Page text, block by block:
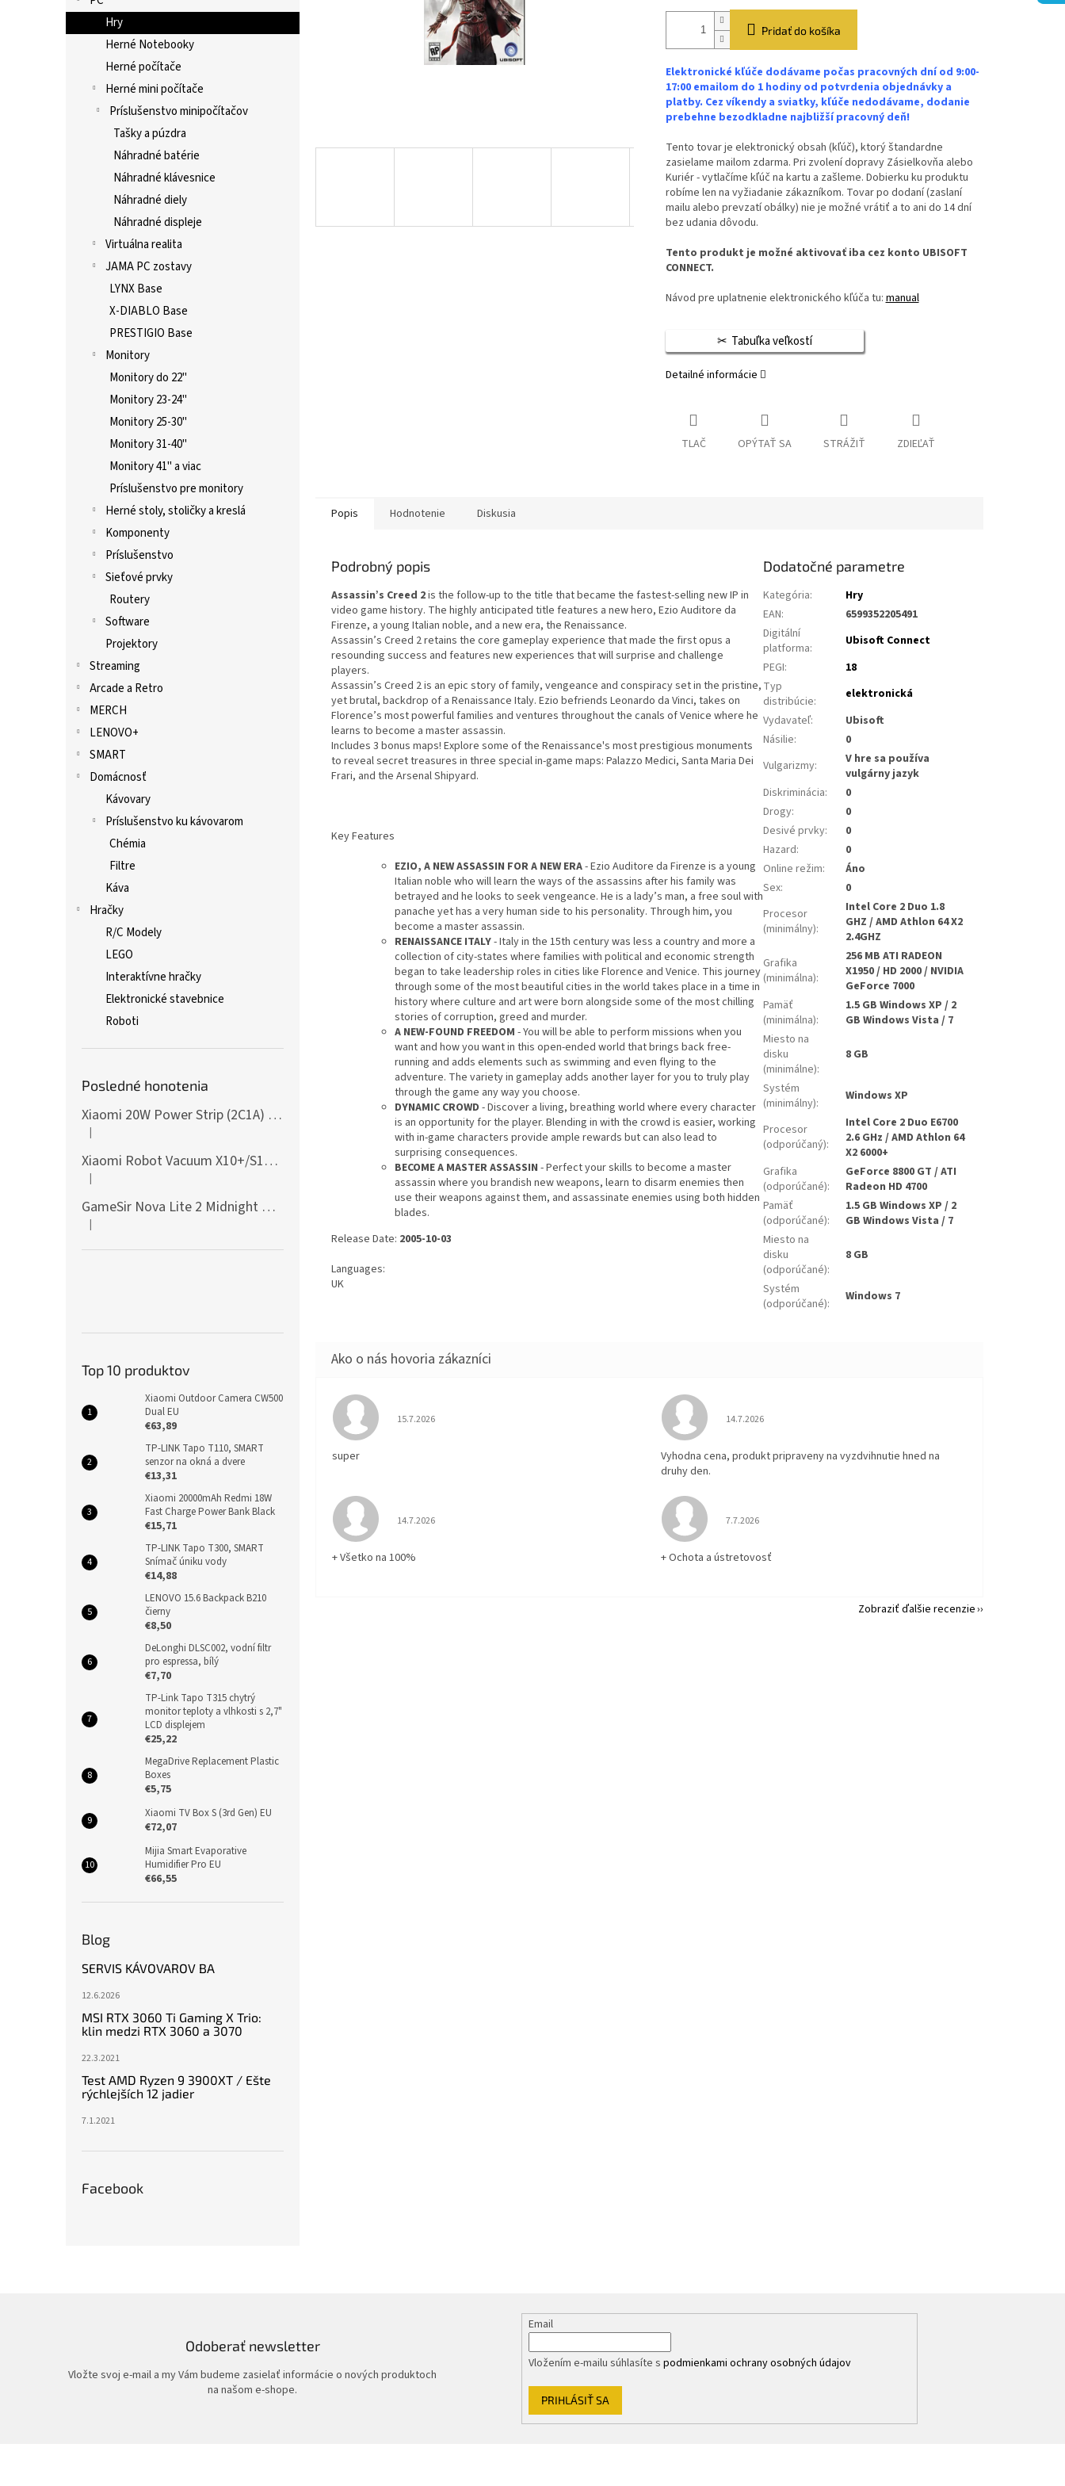
Hry
Herné Notebooky
Herné počítače
Herné mini počítače
Príslušenstvo minipočítačov
Tašky a púzdra
Náhradné batérie
Náhradné klávesnice
Náhradné diely
Náhradné displeje
Virtuálna realita
JAMA PC zostavy
LYNX Base
X-DIABLO Base
PRESTIGIO Base
Monitory
Monitory do 22"
Monitory 23-24"
Monitory 25-30"
Monitory 31-40"
Monitory 41" a viac
Príslušenstvo pre monitory
Herné stoly, stoličky a kreslá
Komponenty
Príslušenstvo
Sieťové prvky
Routery
Software
Projektory
Streaming
Arcade a Retro
MERCH
LENOVO+
SMART
Domácnosť
Kávovary
Príslušenstvo ku kávovarom
Chémia
Filtre
Káva
Hračky
R/C Modely
LEGO
Interaktívne hračky
Elektronické stavebnice
Roboti
Posledné honotenia
Xiaomi 20W Power Strip (2C1A) EU
Hodnotenie produktu je 5 z 5 hviezdičiek.
|
Xiaomi Robot Vacuum X10+/S10+/X10/X20+ Side Brush
Hodnotenie produktu je 5 z 5 hviezdičiek.
|
GameSir Nova Lite 2 Midnight Gray
Hodnotenie produktu je 5 z 5 hviezdičiek.
|
Top 10 produktov
Xiaomi Outdoor Camera CW500
Dual EU
€63,89
TP-LINK Tapo T110, SMART
senzor na okná a dvere
€13,31
Xiaomi 20000mAh Redmi 18W
Fast Charge Power Bank Black
€15,71
TP-LINK Tapo T300, SMART
Snímač úniku vody
€14,88
LENOVO 15.6 Backpack B210
čierny
€8,50
DeLonghi DLSC002, vodní filtr
pro espressa, bílý
€7,70
TP-Link Tapo T315 chytrý
monitor teploty a vlhkosti s 2,7"
LCD displejem
€25,22
MegaDrive Replacement Plastic
Boxes
€5,75
Xiaomi TV Box S (3rd Gen) EU
€72,07
Mijia Smart Evaporative
Humidifier Pro EU
€66,55
Blog
SERVIS KÁVOVAROV BA
12.6.2026
MSI RTX 3060 Ti Gaming X Trio:
klin medzi RTX 3060 a 3070
22.3.2021
Test AMD Ryzen 9 3900XT / Ešte
rýchlejších 12 jadier
7.1.2021
Facebook
Pridať do košíka
Elektronické kľúče dodávame počas pracovných dní od 9:00-
17:00 emailom do 1 hodiny od potvrdenia objednávky a
platby. Cez víkendy a sviatky, kľúče nedodávame, dodanie
prebehne bezodkladne najbližší pracovný deň!
Tento tovar je elektronický obsah (kľúč), ktorý štandardne
zasielame mailom zdarma. Pri zvolení dopravy Zásielkovňa alebo
Kuriér - vytlačíme kľúč na kartu a zašleme. Dobierku ku produktu
robíme len na vyžiadanie zákazníkom. Tovar po dodaní (zaslaní
mailu alebo prevzatí obálky) nie je možné vrátiť a to ani do 14 dní
bez udania dôvodu.
Tento produkt je možné aktivovať iba cez konto UBISOFT
CONNECT.
Návod pre uplatnenie elektronického kľúča tu:manual
Tabuľka veľkostí
Detailné informácie
TLAČ OPÝTAŤ SA STRÁŽIŤ ZDIEĽAŤ
Popis Hodnotenie Diskusia
Podrobný popis
Assassin’s Creed 2is the follow-up to the title that became the fastest-selling new IP in
video game history. The highly anticipated title features a new hero, Ezio Auditore da
Firenze, a young Italian noble, and a new era, the Renaissance.
Assassin’s Creed 2 retains the core gameplay experience that made the first opus a
resounding success and features new experiences that will surprise and challenge
players.
Assassin’s Creed 2 is an epic story of family, vengeance and conspiracy set in the pristine,
yet brutal, backdrop of a Renaissance Italy. Ezio befriends Leonardo da Vinci, takes on
Florence’s most powerful families and ventures throughout the canals of Venice where he
learns to become a master assassin.
Includes 3 bonus maps! Explore some of the Renaissance's most prestigious monuments
to reveal secret treasures in three special in-game maps: Palazzo Medici, Santa Maria Dei
Frari, and the Arsenal Shipyard.
Key Features
EZIO, A NEW ASSASSIN FOR A NEW ERA- Ezio Auditore da Firenze is a young
Italian noble who will learn the ways of the assassins after his family was
betrayed and he looks to seek vengeance. He is a lady’s man, a free soul with
panache yet has a very human side to his personality. Through him, you
become a master assassin.
RENAISSANCE ITALY- Italy in the 15th century was less a country and more a
collection of city-states where families with political and economic strength
began to take leadership roles in cities like Florence and Venice. This journey
through some of the most beautiful cities in the world takes place in a time in
history where culture and art were born alongside some of the most chilling
stories of corruption, greed and murder.
A NEW-FOUND FREEDOM - You will be able to perform missions when you
want and how you want in this open-ended world that brings back free-
running and adds elements such as swimming and even flying to the
adventure. The variety in gameplay adds another layer for you to truly play
through the game any way you choose.
DYNAMIC CROWD - Discover a living, breathing world where every character
is an opportunity for the player. Blending in with the crowd is easier, working
with in-game characters provide ample rewards but can also lead to
surprising consequences.
BECOME A MASTER ASSASSIN - Perfect your skills to become a master
assassin where you brandish new weapons, learn to disarm enemies then
use their weapons against them, and assassinate enemies using both hidden
blades.
Release Date: 2005-10-03
Languages:
UK
Dodatočné parametre
Kategória:
Hry
EAN:
6599352205491
Digitální
platforma:
Ubisoft Connect
PEGI:
18
Typ
distribúcie:
elektronická
Vydavateľ:
Ubisoft
Násilie:
0
Vulgarizmy:
V hre sa používa
vulgárny jazyk
Diskriminácia:
0
Drogy:
0
Desivé prvky:
0
Hazard:
0
Online režim:
Áno
Sex:
0
Procesor
(minimálny):
Intel Core 2 Duo 1.8
GHZ / AMD Athlon 64 X2
2.4GHZ
Grafika
(minimálna):
256 MB ATI RADEON
X1950 / HD 2000 / NVIDIA
GeForce 7000
Pamäť
(minimálna):
1.5 GB Windows XP / 2
GB Windows Vista / 7
Miesto na
disku
(minimálne):
8 GB
Systém
(minimálny): Windows XP
Procesor
(odporúčaný):
Intel Core 2 Duo E6700
2.6 GHz / AMD Athlon 64
X2 6000+
Grafika
(odporúčané):
GeForce 8800 GT / ATI
Radeon HD 4700
Pamäť
(odporúčané):
1.5 GB Windows XP / 2
GB Windows Vista / 7
Miesto na
disku
(odporúčané):
8 GB
Systém
(odporúčané): Windows 7
Hodnotenie obchodu je 5 z 5 hviezdičiek.
15.7.2026
super
Hodnotenie obchodu je 5 z 5 hviezdičiek.
14.7.2026
Vyhodna cena, produkt pripraveny na vyzdvihnutie hned na
druhy den.
Hodnotenie obchodu je 5 z 5 hviezdičiek.
14.7.2026
+ Všetko na 100%
Hodnotenie obchodu je 5 z 5 hviezdičiek.
7.7.2026
+ Ochota a ústretovosť
Zobraziť ďalšie recenzie
Odoberať newsletter
Vložte svoj e-mail a my Vám budeme zasielať informácie o nových produktoch
na našom e-shope.
Email
Vložením e-mailu súhlasíte spodmienkami ochrany osobných údajov
PRIHLÁSIŤ SA